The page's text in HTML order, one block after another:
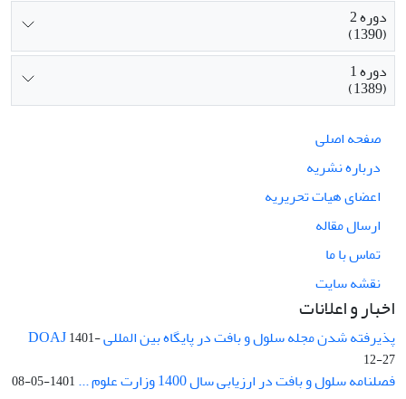
دوره 2
(1390)
دوره 1
(1389)
صفحه اصلی
درباره نشریه
اعضای هیات تحریریه
ارسال مقاله
تماس با ما
نقشه سایت
اخبار و اعلانات
پذیرفته شدن مجله سلول و بافت در پایگاه بین المللی DOAJ1401-
12-27
فصلنامه سلول و بافت در ارزیابی سال 1400 وزارت علوم ... 1401-05-08